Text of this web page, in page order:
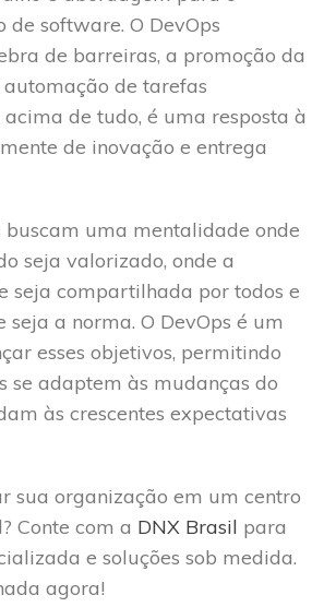
de software. O DevOps
de barreiras, a promoção da
de tarefas
de tudo, é uma resposta à
de inovação e entrega
buscam uma mentalidade onde
seja valorizado, onde a
seja compartilhada por todos e
a norma. O DevOps é um
esses objetivos, permitindo
se adaptem às mudanças do
às crescentes expectativas
sua organização em um centro
Conte com a DNX Brasil para
e soluções sob medida.
agora!